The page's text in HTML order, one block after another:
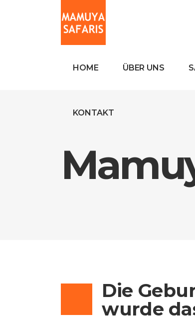
HOME ÜBER UNS
KONTAKT
Die
wurde